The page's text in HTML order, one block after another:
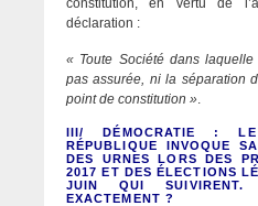
constitution, en vertu de
déclaration :
« Toute Société dans
pas assurée, ni la séparation
point de constitution ».
III/ DÉMOCRATIE :
RÉPUBLIQUE INVOQUE
DES URNES LORS DES
2017 ET DES ÉLECTIONS
JUIN QUI SUIVIRENT.
EXACTEMENT ?